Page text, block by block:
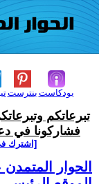
بنترست بودكاست
تبرعاتكم
فشاركونا في
[اشترك
الحوار